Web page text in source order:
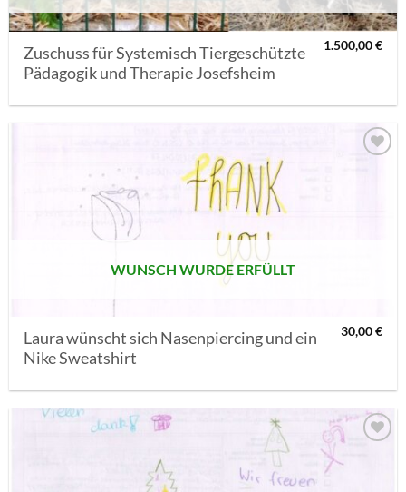
Zuschuss für Systemisch Tiergeschützte
Pädagogik und Therapie Josefsheim
1.500,00€
WUNSCH WURDE ERFÜLLT
Laura wünscht sich Nasenpiercing und ein
Nike Sweatshirt
30,00€
AUF MEINE
MERKLISTE